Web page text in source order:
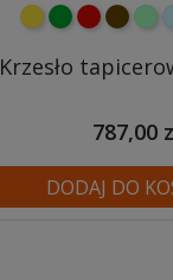
żółtyzielonyczerwony
Krzesło
787,00
DODAJ DO